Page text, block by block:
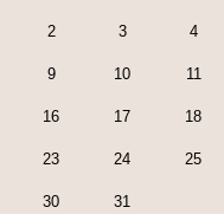
2 3 4
9 10 11
16 17 18
23 24 25
30 31